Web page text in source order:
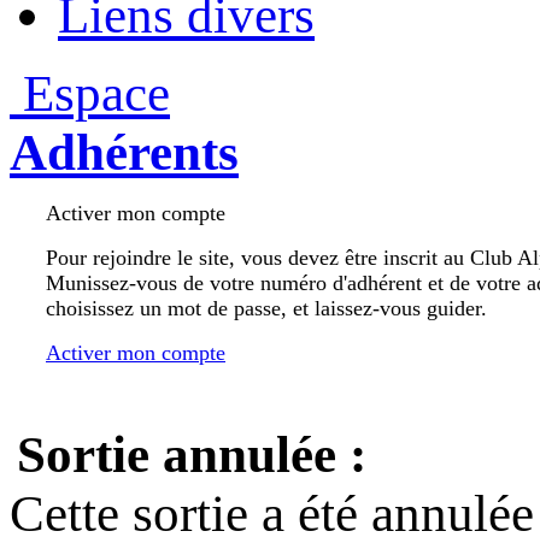
Liens divers
Espace
Adhérents
Activer mon compte
Pour rejoindre le site, vous devez être inscrit au Club
Munissez-vous de votre numéro d'adhérent et de votre
choisissez un mot de passe, et laissez-vous guider.
Activer mon compte
Sortie annulée :
Cette sortie a été